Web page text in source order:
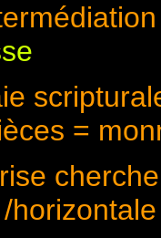
=